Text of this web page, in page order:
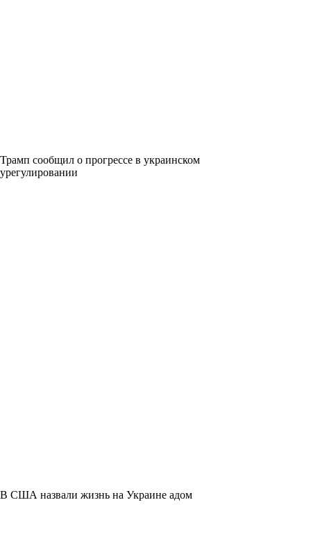
Трамп сообщил о прогрессе в украинском
урегулировании
В США назвали жизнь на Украине адом